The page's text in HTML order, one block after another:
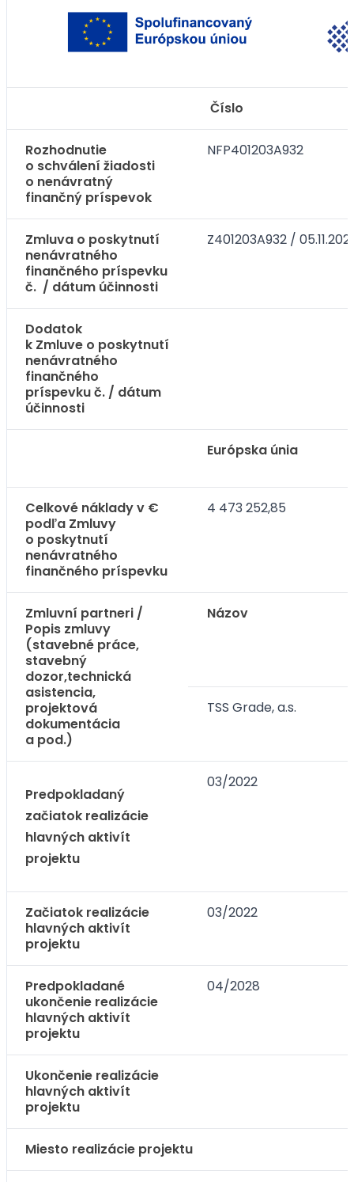
Číslo
Rozhodnutie
o schválení žiadosti
o nenávratný
finančný príspevok
NFP401203A932
Zmluva o poskytnutí
nenávratného
finančného príspevku
č. / dátum účinnosti
Z401203A932 /
Dodatok
k Zmluve o poskytnutí
nenávratného
finančného
príspevku č. / dátum
účinnosti
Európska únia
Celkové náklady v €
podľa Zmluvy
o poskytnutí
nenávratného
finančného príspevku
4 473 252,85
Zmluvní partneri /
Popis zmluvy
(stavebné práce,
stavebný
dozor,technická
asistencia,
projektová
dokumentácia
a pod.)
Názov
TSS Grade, a.s.
Predpokladaný
začiatok realizácie
hlavných aktivít
projektu
03/2022
Začiatok realizácie
hlavných aktivít
projektu
03/2022
Predpokladané
ukončenie realizácie
hlavných aktivít
projektu
04/2028
Ukončenie realizácie
hlavných aktivít
projektu
Miesto realizácie projektu